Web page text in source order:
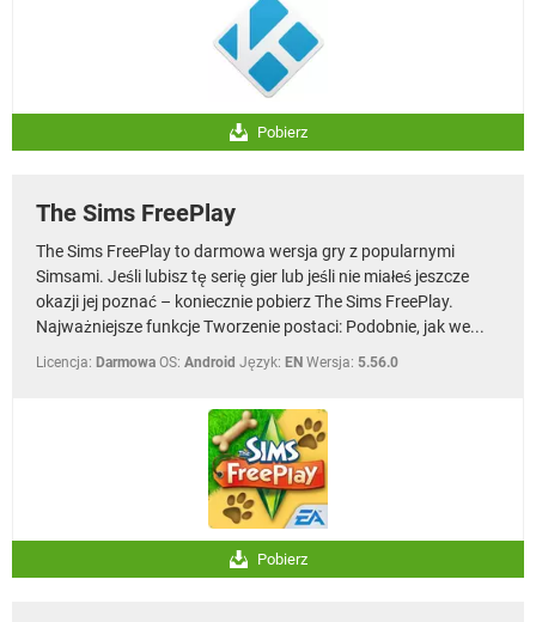
Pobierz
The Sims FreePlay
The Sims FreePlay to darmowa wersja gry z popularnymi
Simsami. Jeśli lubisz tę serię gier lub jeśli nie miałeś jeszcze
okazji jej poznać – koniecznie pobierz The Sims FreePlay.
Najważniejsze funkcje Tworzenie postaci: Podobnie, jak we...
Licencja: Darmowa OS: Android Język: EN Wersja: 5.56.0
Pobierz